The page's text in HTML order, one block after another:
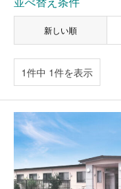
新しい順
1件中 1件を表示